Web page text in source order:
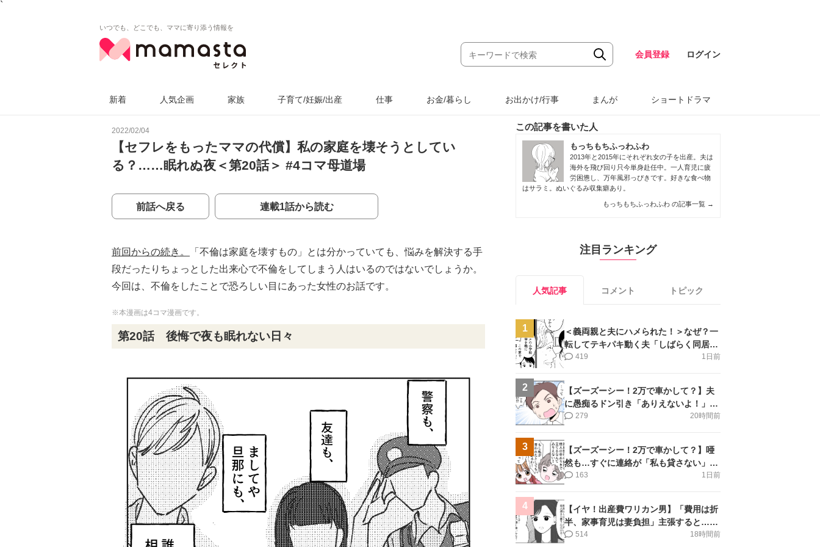
`
いつでも、どこでも、ママに寄り添う情報を
会員登録 ログイン
新着 人気企画 家族 子育て/妊娠/出産 仕事 お金/暮らし お出かけ/行事 まんが ショートドラマ
2022/02/04
【セフレをもったママの代償】私の家庭を壊そうとしてい
る？……眠れぬ夜＜第20話＞ #4コマ母道場
前話へ戻る 連載1話から読む
前回からの続き。
「不倫は家庭を壊すもの」とは分かっていても、悩みを解決する手
段だったりちょっとした出来心で不倫をしてしまう人はいるのではないでしょうか。
今回は、不倫をしたことで恐ろしい目にあった女性のお話です。
※本漫画は4コマ漫画です。
第20話 後悔で夜も眠れない日々
この記事を書いた人
もっちもちふっわふわ
2013年と2015年にそれぞれ女の子を出産。夫は
海外を飛び回り只今単身赴任中。一人育児に疲
労困憊し、万年風邪っぴきです。好きな食べ物
はサラミ。ぬいぐるみ収集癖あり。
もっちもちふっわふわ の記事一覧 →
注目ランキング
人気記事 コメント トピック
1
＜義両親と夫にハメられた！＞なぜ？一
転してテキパキ動く夫「しばらく同居」
提案され【第4話まんが】
1日前
419
2
【ズーズーシー！2万で車かして？】夫
に愚痴るドン引き「ありえないよ！」＜
第16話＞#4コマ母道場
20時間前
279
3
【ズーズーシー！2万で車かして？】唖
然も…すぐに連絡が「私も貸さない」＜
第15話＞#4コマ母道場
1日前
163
4
【イヤ！出産費ワリカン男】「費用は折
半、家事育児は妻負担」主張すると…＜
第11話＞#4コマ母道場
18時間前
514